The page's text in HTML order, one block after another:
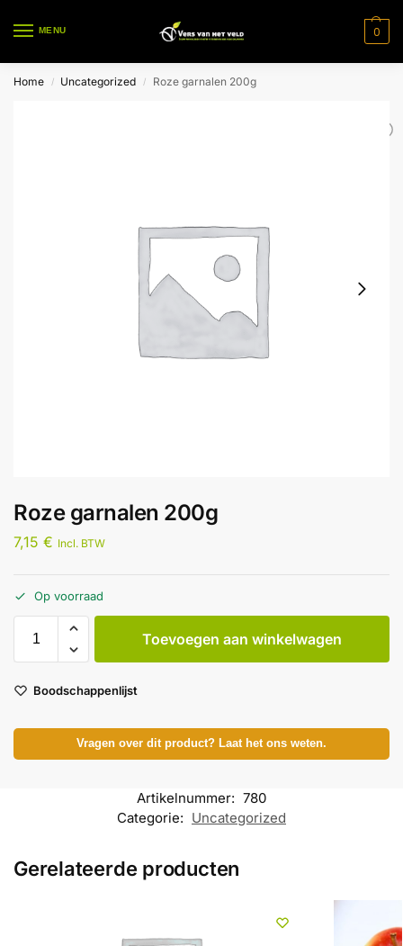
MENU 0
Home / Uncategorized / Roze garnalen 200g
Roze garnalen 200g
7,15 € Incl. BTW
Op voorraad
Toevoegen aan winkelwagen
Boodschappenlijst
Vragen over dit product? Laat het ons weten.
Artikelnummer: 780
Categorie: Uncategorized
Gerelateerde producten